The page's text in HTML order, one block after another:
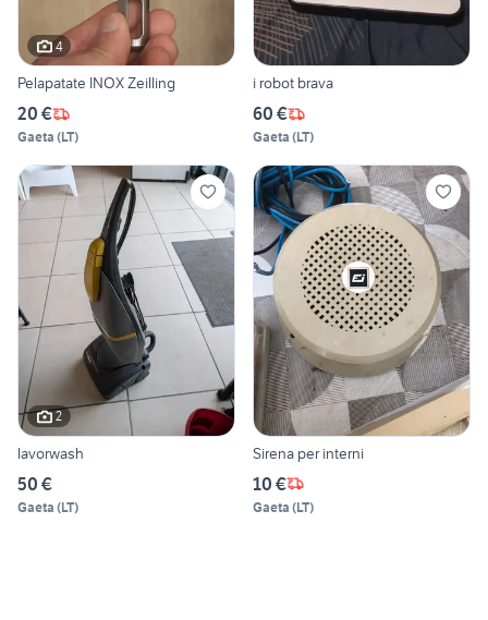
4
Pelapatate INOX Zeilling
20 €
Gaeta (LT)
i robot brava
60 €
Gaeta (LT)
2
lavorwash
50 €
Gaeta (LT)
Sirena per interni
10 €
Gaeta (LT)